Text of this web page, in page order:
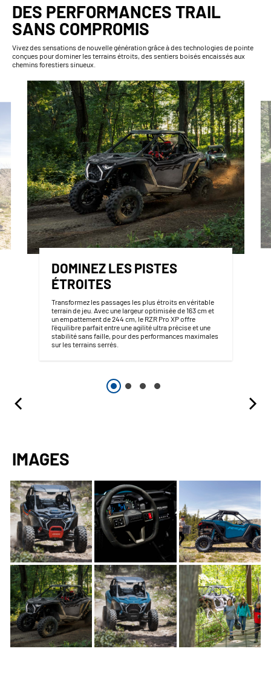
DES PERFORMANCES TRAIL
SANS COMPROMIS
Vivez des sensations de nouvelle génération grâce à des technologies de pointe
conçues pour dominer les terrains étroits, des sentiers boisés encaissés aux
chemins forestiers sinueux.
DOMINEZ LES PISTES
ÉTROITES
Transformez les passages les plus étroits en véritable
terrain de jeu. Avec une largeur optimisée de 163 cm et
un empattement de 244 cm, le RZR Pro XP offre
l’équilibre parfait entre une agilité ultra précise et une
stabilité sans faille, pour des performances maximales
sur les terrains serrés.
IMAGES